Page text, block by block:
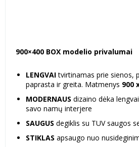
900×400 BOX modelio privalumai
LENGVAItvirtinamas prie sienos,
paprasta ir greita. Matmenys 900
MODERNAUS dizaino dėka
savo namų interjere
SAUGUS degiklis su TUV saugos
STIKLAS apsaugo nuo